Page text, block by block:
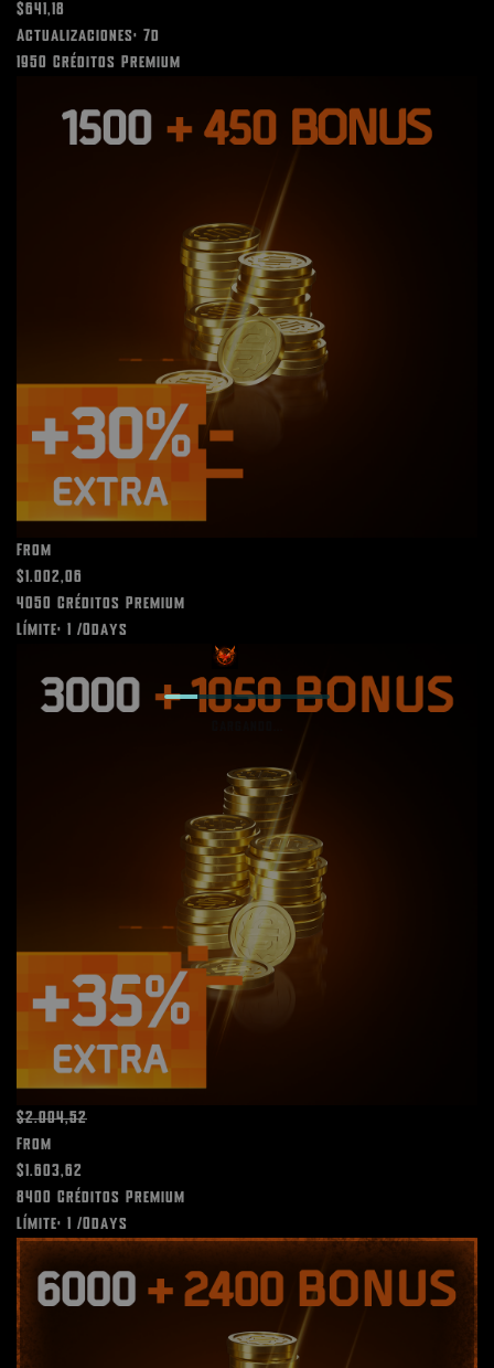
$641,18
Actualizaciones: 7d
1950 Créditos Premium
From
$1.002,06
4050 Créditos Premium
Límite: 1 /0days
$2.004,52
From
$1.603,62
8400 Créditos Premium
Límite: 1 /0days